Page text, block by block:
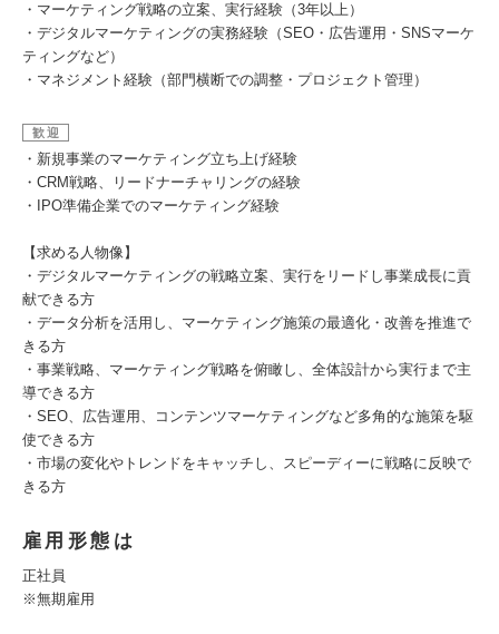
・マーケティング戦略の立案、実行経験（3年以上）
・デジタルマーケティングの実務経験（SEO・広告運用・SNSマーケ
ティングなど）
・マネジメント経験（部門横断での調整・プロジェクト管理）
歓迎
・新規事業のマーケティング立ち上げ経験
・CRM戦略、リードナーチャリングの経験
・IPO準備企業でのマーケティング経験
【求める⼈物像】
・デジタルマーケティングの戦略立案、実行をリードし事業成長に貢
献できる方
・データ分析を活用し、マーケティング施策の最適化・改善を推進で
きる方
・事業戦略、マーケティング戦略を俯瞰し、全体設計から実行まで主
導できる方
・SEO、広告運用、コンテンツマーケティングなど多角的な施策を駆
使できる方
・市場の変化やトレンドをキャッチし、スピーディーに戦略に反映で
きる方
雇用形態は
正社員
※無期雇用